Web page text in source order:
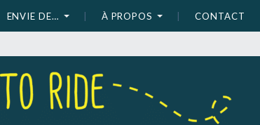
ENVIE DE… À PROPOS CONTACT